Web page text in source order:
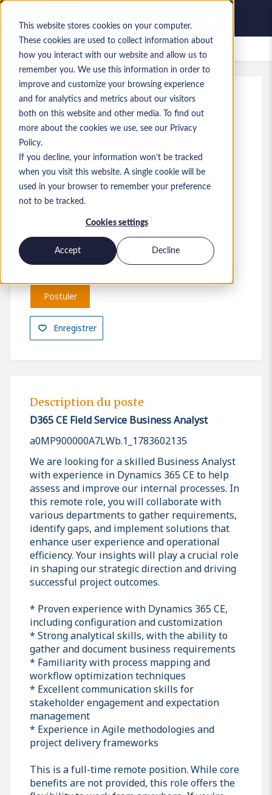
This website stores cookies on your computer.
These cookies are used to collect information about
how you interact with our website and allow us to
remember you. We use this information in order to
improve and customize your browsing experience
and for analytics and metrics about our visitors
both on this website and other media. To find out
more about the cookies we use, see our Privacy
Policy.
If you decline, your information won’t be tracked
when you visit this website. A single cookie will be
used in your browser to remember your preference
not to be tracked.
Cookies settings
Accept Decline
Offres d’emploi enregistrées
Réf. :a0MP900000A7LWb.1_1783602135
D365 CE Field Service Business
Analyst
USA
140 000 $US to 150 000 $US USD
Compétences: MS Dynamics 365 Field
Service
Niveau:Mid-level
Enregistrer
Postuler
Description du poste
D365 CE Field Service Business Analyst
a0MP900000A7LWb.1_1783602135
We are looking for a skilled Business Analyst
with experience in Dynamics 365 CE to help
assess and improve our internal processes. In
this remote role, you will collaborate with
various departments to gather requirements,
identify gaps, and implement solutions that
enhance user experience and operational
efficiency. Your insights will play a crucial role
in shaping our strategic direction and driving
successful project outcomes.
* Proven experience with Dynamics 365 CE,
including configuration and customization
* Strong analytical skills, with the ability to
gather and document business requirements
* Familiarity with process mapping and
workflow optimization techniques
* Excellent communication skills for
stakeholder engagement and expectation
management
* Experience in Agile methodologies and
project delivery frameworks
This is a full-time remote position. While core
benefits are not provided, this role offers the